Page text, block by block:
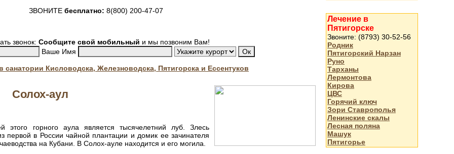
ЗВОНИТЕ бесплатно: 8(800) 200-47-07
звонок: Сообщите свой мобильный и мы позвоним Вам!
Ваше Имя
санатории Кисловодска, Железноводска, Пятигорска и Ессентуков
Солох-аул
горного аула является тысячелетний луб. Злесь
первой в России чайной плантации и домик ее зачинателя
на Кубани. В Солох-ауле находится и его могила.
Лечение в
Пятигорске
Звоните: (8793) 30-52-56
Родник
Пятигорский Нарзан
Руно
Тарханы
Лермонтова
Кирова
ЦВС
Горячий ключ
Зори Ставрополья
Ленинские скалы
Лесная поляна
Машук
Пятигорье